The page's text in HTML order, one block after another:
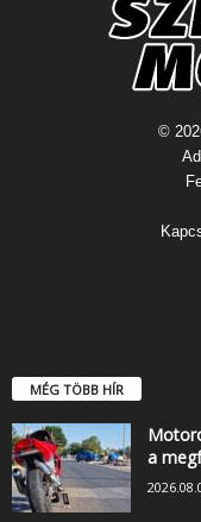
©
MÉG TÖBB HÍR
a